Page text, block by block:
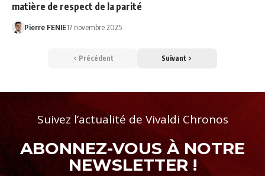
matière de respect de la parité
Pierre FENIE17 novembre 2025
Précédent Suivant
Suivez l’actualité de Vivaldi Chronos
ABONNEZ-VOUS À NOTRE
NEWSLETTER !